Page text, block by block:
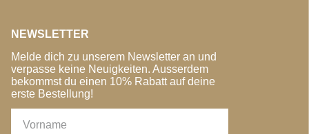
NEWSLETTER
Melde dich zu unserem Newsletter an und
verpasse keine Neuigkeiten. Ausserdem
bekommst du einen 10% Rabatt auf deine
erste Bestellung!